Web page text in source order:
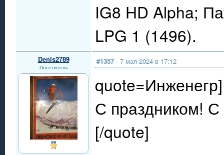
IG8 HD Alpha;
LPG 1 (1496).
Denis2789
Посетитель
#1357 - 7 мая 2024 в 17:12
quote=Инженегр]
С праздником!
[/quote]